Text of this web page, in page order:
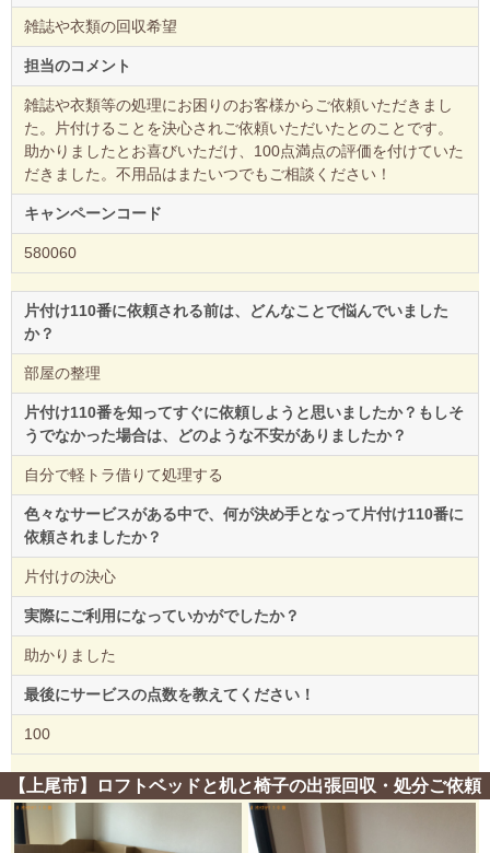
雑誌や衣類の回収希望
担当のコメント
雑誌や衣類等の処理にお困りのお客様からご依頼いただきまし
た。片付けることを決心されご依頼いただいたとのことです。
助かりましたとお喜びいただけ、100点満点の評価を付けていた
だきました。不用品はまたいつでもご相談ください！
キャンペーンコード
580060
片付け110番に依頼される前は、どんなことで悩んでいました
か？
部屋の整理
片付け110番を知ってすぐに依頼しようと思いましたか？もしそ
うでなかった場合は、どのような不安がありましたか？
自分で軽トラ借りて処理する
色々なサービスがある中で、何が決め手となって片付け110番に
依頼されましたか？
片付けの決心
実際にご利用になっていかがでしたか？
助かりました
最後にサービスの点数を教えてください！
100
【上尾市】ロフトベッドと机と椅子の出張回収・処分ご依頼